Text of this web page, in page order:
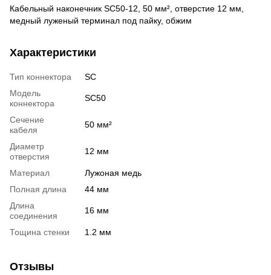
Кабельный наконечник SC50-12, 50 мм², отверстие 12 мм,
медный луженый терминал под пайку, обжим
Характеристики
Тип коннектора
SC
Модель
коннектора
SC50
Сечение
кабеля
50 мм²
Диаметр
отверстия
12 мм
Материал
Лужоная медь
Полная длина
44 мм
Длина
соединения
16 мм
Тощина стенки 1.2 мм
Отзывы